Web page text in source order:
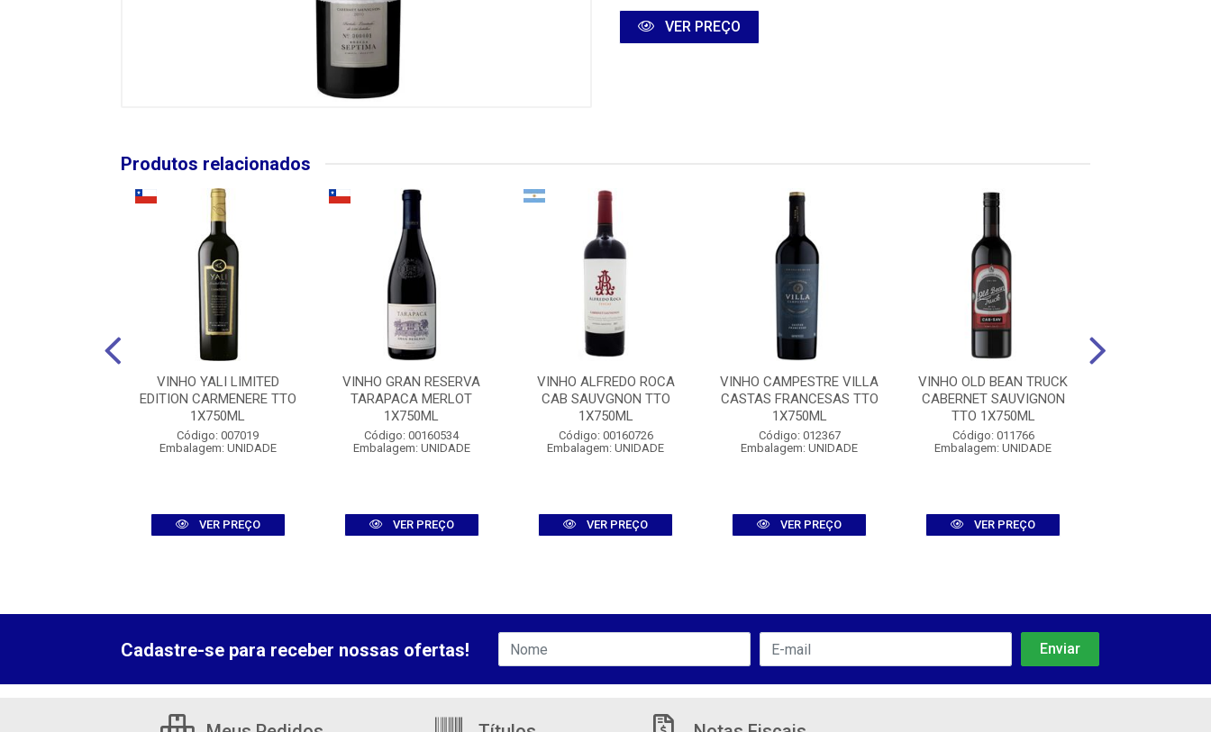
VER PREÇO
Produtos relacionados
VINHO YALI LIMITED
EDITION CARMENERE TTO
1X750ML
Código: 007019
Embalagem: UNIDADE
VER PREÇO
VINHO GRAN RESERVA
TARAPACA MERLOT
1X750ML
Código: 00160534
Embalagem: UNIDADE
VER PREÇO
VINHO ALFREDO ROCA
CAB SAUVGNON TTO
1X750ML
Código: 00160726
Embalagem: UNIDADE
VER PREÇO
VINHO CAMPESTRE VILLA
CASTAS FRANCESAS TTO
1X750ML
Código: 012367
Embalagem: UNIDADE
VER PREÇO
VINHO OLD BEAN TRUCK
CABERNET SAUVIGNON
TTO 1X750ML
Código: 011766
Embalagem: UNIDADE
VER PREÇO
Cadastre-se para receber nossas ofertas!